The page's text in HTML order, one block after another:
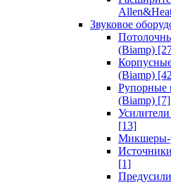
Звуковое
(Biamp)
(Biamp)
Рупорные
(Biamp) [7]
[13]
Микшеры-
[1]